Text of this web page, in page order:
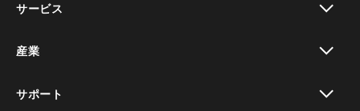
サービス
産業
サポート